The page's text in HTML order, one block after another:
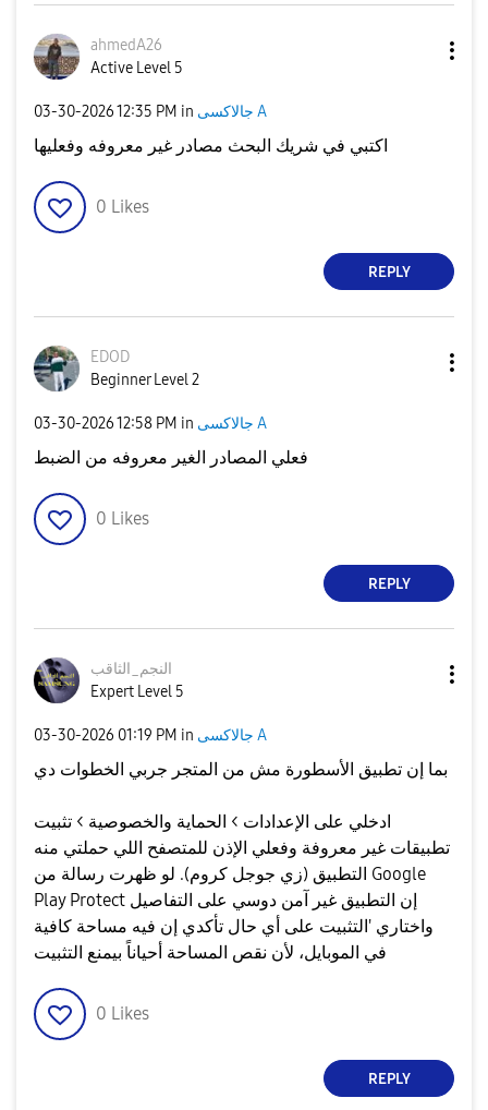
ahmedA26
Active Level 5
‎03-30-202612:35 PM in جالاكسى A
اكتبي في شريك البحث مصادر غير معروفه وفعليها
0 Likes
REPLY
EDOD
Beginner Level 2
‎03-30-202612:58 PM in جالاكسى A
فعلي المصادر الغير معروفه من الضبط
0 Likes
REPLY
النجم_الثاقب
Expert Level 5
‎03-30-2026 01:19 PM in جالاكسى A
بما إن تطبيق الأسطورة مش من المتجر جربي الخطوات دي
​ادخلي على الإعدادات > الحماية والخصوصية > تثبيت
تطبيقات غير معروفة وفعلي الإذن للمتصفح اللي حملتي منه
التطبيق (زي جوجل كروم). ​لو ظهرت رسالة من Google
Play Protect إن التطبيق غير آمن دوسي على التفاصيل
واختاري 'التثبيت على أي حال ​تأكدي إن فيه مساحة كافية
في الموبايل، لأن نقص المساحة أحياناً بيمنع التثبيت
0 Likes
REPLY